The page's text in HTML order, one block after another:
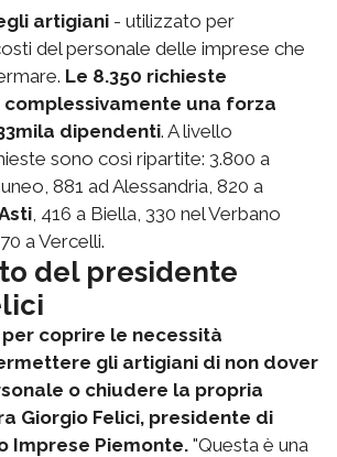
artigiani - utilizzato per
del personale delle imprese che
Le 8.350 richieste
una forza
dipendenti. A livello
sono così ripartite: 3.800 a
881 ad Alessandria, 820 a
, 416 a Biella, 330 nel Verbano
a Vercelli.
del presidente
per coprire le necessità
gli artigiani di non dover
o chiudere la propria
Giorgio Felici, presidente di
Imprese Piemonte. "Questa è una